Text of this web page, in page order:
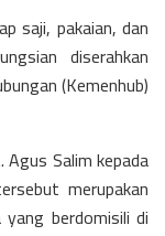
saji, pakaian, dan
diserahkan
(Kemenhub)
Salim kepada
merupakan
berdomisili di